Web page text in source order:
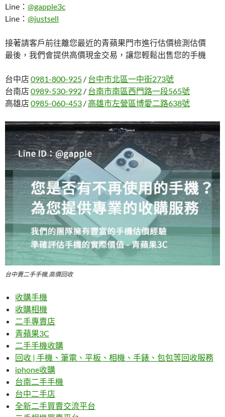
Line： @gapple3c
Line： @justsell
接著請客戶前往離您最近的青蘋果門市進行估價檢測估價
最後，我們會提供高價現金交易，讓您輕鬆出售您的手機
台中店 0981-800-925 / 台中市北區一中街273號
台南店 0989-530-992 / 台南市南區西門路一段565號
高雄店 0985-060-453 / 高雄市左營區博愛二路638號
台中賣二手手機,高價回收
收購手機
收購相機
二手專賣店
青蘋果3C
二手手機收購
回收 | 手機、筆電、平板、相機、手錶、包包等回收服務
iphone收購
台南二手手機
台中二手店
全新二手買賣交流平台